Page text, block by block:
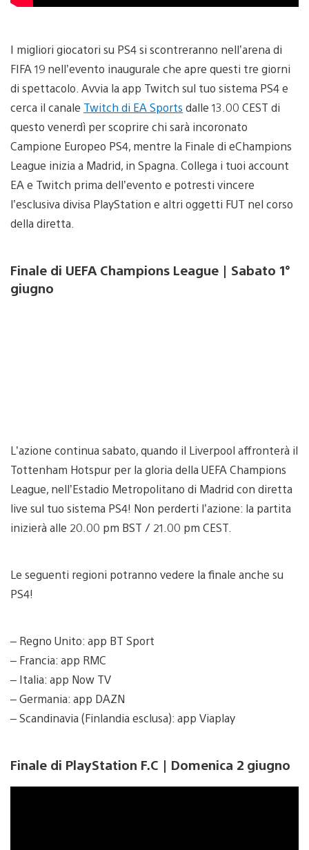
I migliori giocatori su PS4 si scontreranno nell’arena di
FIFA 19 nell’evento inaugurale che apre questi tre giorni
di spettacolo. Avvia la app Twitch sul tuo sistema PS4 e
cerca il canale Twitch di EA Sports dalle 13.00 CEST di
questo venerdì per scoprire chi sarà incoronato
Campione Europeo PS4, mentre la Finale di eChampions
League inizia a Madrid, in Spagna. Collega i tuoi account
EA e Twitch prima dell’evento e potresti vincere
l’esclusiva divisa PlayStation e altri oggetti FUT nel corso
della diretta.
Finale di UEFA Champions League | Sabato 1°
giugno
L’azione continua sabato, quando il Liverpool affronterà il
Tottenham Hotspur per la gloria della UEFA Champions
League, nell’Estadio Metropolitano di Madrid con diretta
live sul tuo sistema PS4! Non perderti l’azione: la partita
inizierà alle 20.00 pm BST / 21.00 pm CEST.
Le seguenti regioni potranno vedere la finale anche su
PS4!
– Regno Unito: app BT Sport
– Francia: app RMC
– Italia: app Now TV
– Germania: app DAZN
– Scandinavia (Finlandia esclusa): app Viaplay
Finale di PlayStation F.C | Domenica 2 giugno